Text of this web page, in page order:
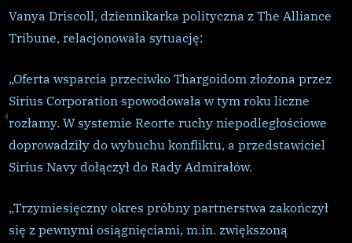
Xeno
Vanya Driscoll, dziennikarka polityczna z The Alliance
Tribune, relacjonowała sytuację:
„Oferta wsparcia przeciwko Thargoidom złożona przez
Sirius Corporation spowodowała w tym roku liczne
rozłamy. W systemie Reorte ruchy niepodległościowe
doprowadziły do wybuchu konfliktu, a przedstawiciel
Sirius Navy dołączył do Rady Admirałów.
„Trzymiesięczny okres próbny partnerstwa zakończył
się z pewnymi osiągnięciami, m.in. zwiększoną